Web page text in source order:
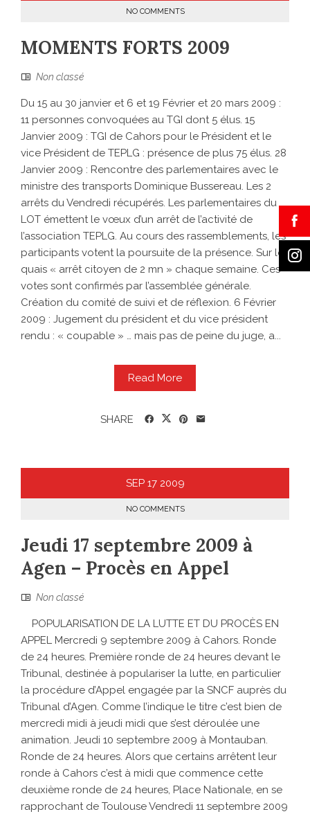
NO COMMENTS
MOMENTS FORTS 2009
Non classé
Du 15 au 30 janvier et 6 et 19 Février et 20 mars 2009 :
11 personnes convoquées au TGI dont 5 élus. 15
Janvier 2009 : TGI de Cahors pour le Président et le
vice Président de TEPLG : présence de plus 75 élus. 28
Janvier 2009 : Rencontre des parlementaires avec le
ministre des transports Dominique Bussereau. Les 2
arrêts du Vendredi récupérés. Les parlementaires du
LOT émettent le vœux d’un arrêt de l’activité de
l’association TEPLG. Au cours des rassemblements, les
participants votent la poursuite de la présence. Sur les
quais « arrêt citoyen de 2 mn » chaque semaine. Ces
votes sont confirmés par l’assemblée générale.
Création du comité de suivi et de réflexion. 6 Février
2009 : Jugement du président et du vice président
rendu : « coupable » … mais pas de peine du juge, a...
Read More
SHARE
SEP 17 2009
NO COMMENTS
Jeudi 17 septembre 2009 à
Agen – Procès en Appel
Non classé
POPULARISATION DE LA LUTTE ET DU PROCÈS EN
APPEL Mercredi 9 septembre 2009 à Cahors. Ronde
de 24 heures. Première ronde de 24 heures devant le
Tribunal, destinée à populariser la lutte, en particulier
la procédure d’Appel engagée par la SNCF auprès du
Tribunal d’Agen. Comme l’indique le titre c’est bien de
mercredi midi à jeudi midi que s’est déroulée une
animation. Jeudi 10 septembre 2009 à Montauban.
Ronde de 24 heures. Alors que certains arrêtent leur
ronde à Cahors c’est à midi que commence cette
deuxième ronde de 24 heures, Place Nationale, en se
rapprochant de Toulouse Vendredi 11 septembre 2009